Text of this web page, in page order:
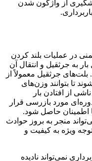
از واژگون شدن
در عملیات بلند کردن
به جرثقیل و انتقال آن
جرثقیل معمولاً از
تا بتوانند وزن‌های
از افتادن بار
مورد بازرسی قرار
اطمینان حاصل شود.
منجر به بروز حوادث
ویژه به کیفیت و
نمی‌تواند نادیده